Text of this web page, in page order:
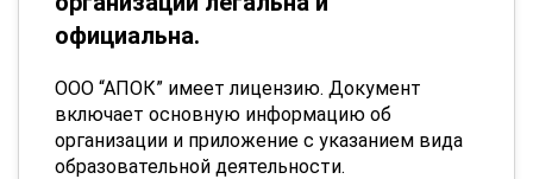
официальна.
ООО “АПОК” имеет лицензию. Документ
включает основную информацию об
организации и приложение с указанием вида
образовательной деятельности.